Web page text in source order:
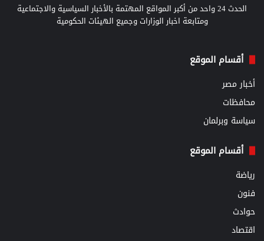
الحدث 24 واحد من أكبر المواقع المهتمة بالأخبار السياسية والاجتماعية
ومتابعة اخبار الوزارات وجميع الهيئات الحكومية
أقسام الموقع
أخبار مصر
محافظات
سياسة وبرلمان
أقسام الموقع
رياضة
فنون
حوادث
اقتصاد